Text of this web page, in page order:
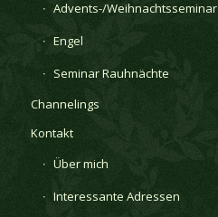
Advents-/Weihnachtsseminar
Engel
Seminar Rauhnächte
Channelings
Kontakt
Über mich
Interessante Adressen